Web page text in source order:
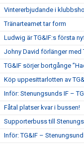
Vintererbjudande i
Tränarteamet tar form
Ludwig är TG&IF:s första
Johny David förlänger med
TG&IF sörjer bortgånge
Köp uppesittarlotten av
Inför: Stenungsunds IF –
Fåtal platser kvar i bussen!
Supporterbuss till
Inför: TG&IF –